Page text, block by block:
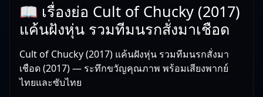
📖 เรื่องย่อ Cult of Chucky (2017)
แค้นฝังหุ่น รวมทีมนรกสั่งมาเชือด
Cult of Chucky (2017) แค้นฝังหุ่น รวมทีมนรกสั่งมา
เชือด (2017) — ระทึกขวัญคุณภาพ พร้อมเสียงพากย์
ไทยและซับไทย